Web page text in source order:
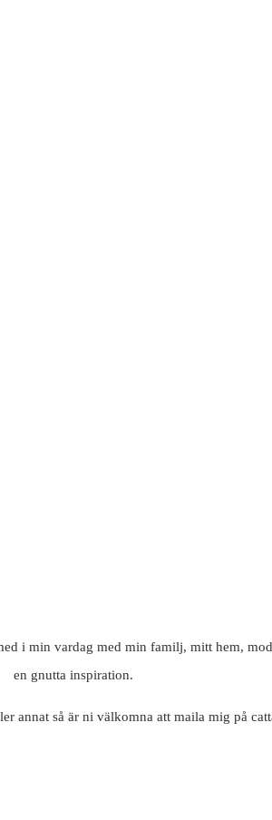
i min vardag med min familj, mitt hem,
en gnutta inspiration.
annat så är ni välkomna att maila mig på